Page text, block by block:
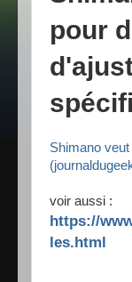
pour
Shimano
voir aussi :
https://
les.html